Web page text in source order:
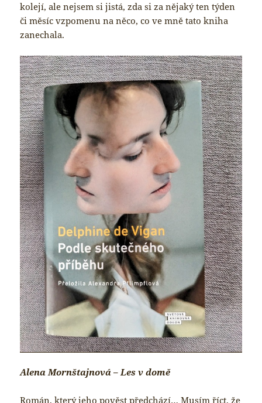
kolejí, ale nejsem si jistá, zda si za nějaký ten týden
či měsíc vzpomenu na něco, co ve mně tato kniha
zanechala.
Alena Mornštajnová – Les v domě
Román, který jeho pověst předchází… Musím říct, že